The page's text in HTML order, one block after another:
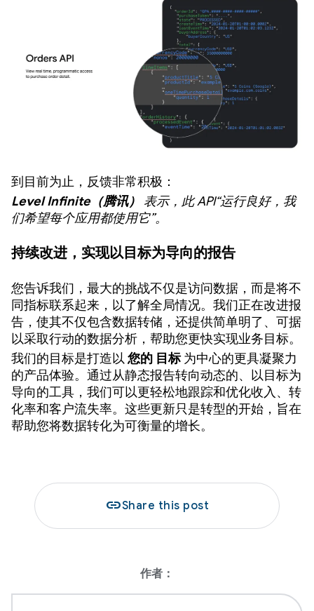
到目前为止，反馈非常积极：
Level Infinite（腾讯） 表示，此 API“运行良好，我
们希望每个应用都使用它”。
持续改进，实现以目标为导向的报告
您告诉我们，最大的挑战不仅是访问数据，而是将不
同指标联系起来，以了解全局情况。我们正在改进报
告，使其不仅包含数据转储，还提供简单明了、可据
以采取行动的数据分析，帮助您更快实现业务目标。
我们的目标是打造以 您的 目标为中心的更具凝聚力
的产品体验。通过从静态报告转向动态的、以目标为
导向的工具，我们可以更轻松地跟踪和优化收入、转
化率和客户流失率。这些更新只是转型的开始，旨在
帮助您将数据转化为可衡量的增长。
linkShare this post
作者：